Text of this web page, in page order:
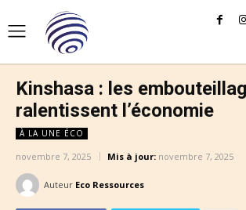
Kinshasa : les
ralentissent l’économie
À LA UNE ÉCO
novembre 7, 2025 Mis à jour: novembre 7, 2025
Auteur Eco Ressources